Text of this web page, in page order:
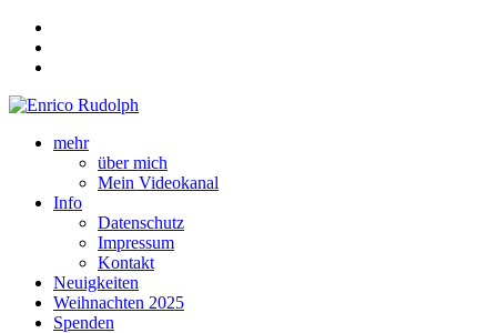
mehr
über mich
Mein Videokanal
Info
Datenschutz
Impressum
Kontakt
Neuigkeiten
Weihnachten 2025
Spenden